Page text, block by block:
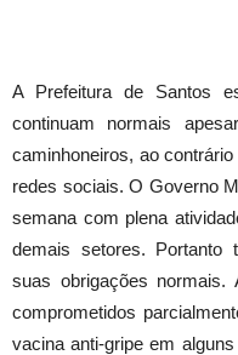
A Prefeitura de Santos
continuam normais
caminhoneiros, ao
redes sociais. O Governo
semana com plena
demais setores. Portanto
suas obrigações
comprometidos
vacina anti-gripe em